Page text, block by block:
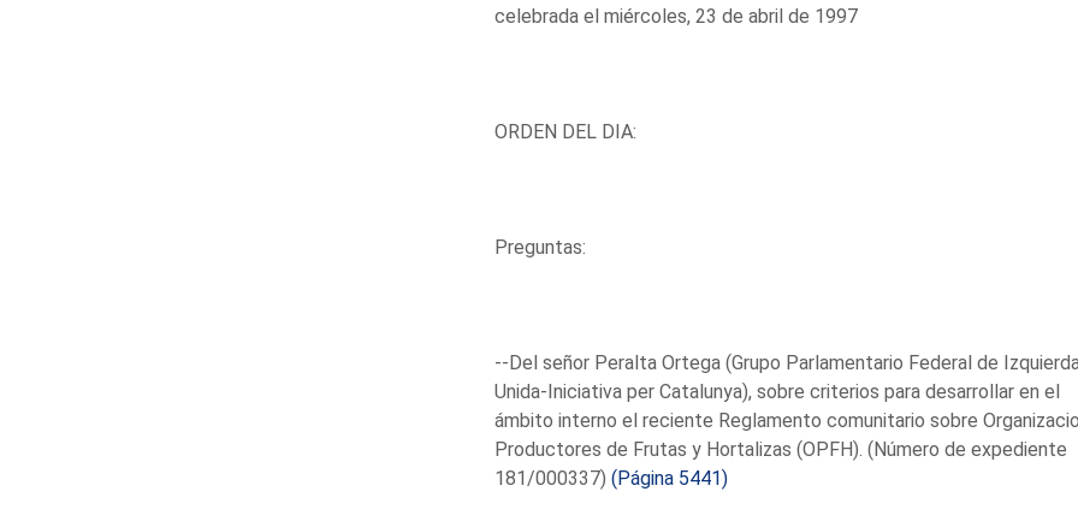
celebrada el miércoles, 23 de abril de 1997
ORDEN DEL DIA:
Preguntas:
--Del señor Peralta Ortega (Grupo Parlamentario Federal de
Unida-Iniciativa per Catalunya), sobre criterios para desarrollar en el
ámbito interno el reciente Reglamento comunitario sobre
Productores de Frutas y Hortalizas (OPFH). (Número de expediente
181/000337) (Página 5441)